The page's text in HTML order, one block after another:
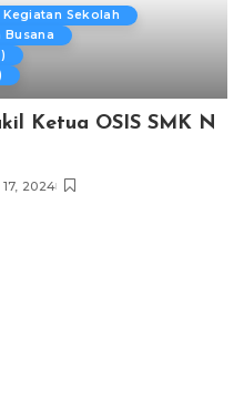
Kegiatan Sekolah
Busana
Ketua OSIS SMK N
2024